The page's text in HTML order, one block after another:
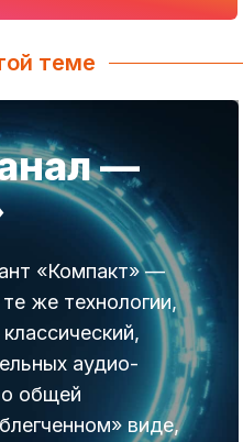
теме
—
«Компакт» —
же технологии,
аудио-
общей
виде,